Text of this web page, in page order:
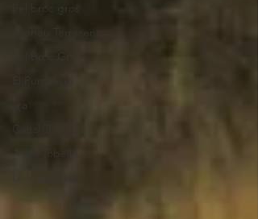
Pel broc gros
Ateneu Terrasenc
Pel Broc Gros
El Punt Avui
ara
Canal Terrassa
Arxiu Tobella